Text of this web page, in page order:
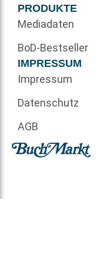
PRODUKTE
Mediadaten
BoD-Bestseller
IMPRESSUM
Impressum
Datenschutz
AGB